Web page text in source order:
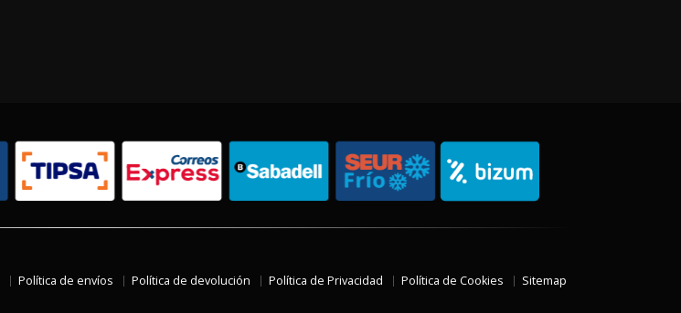
Política de envíos Política de devolución Política de Privacidad Política de Cookies Sitemap